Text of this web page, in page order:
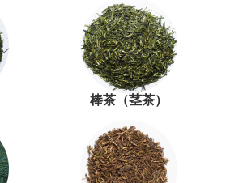
棒茶（茎茶）